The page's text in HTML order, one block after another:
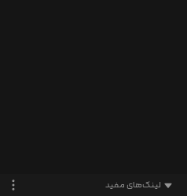
لینک‌های مفید